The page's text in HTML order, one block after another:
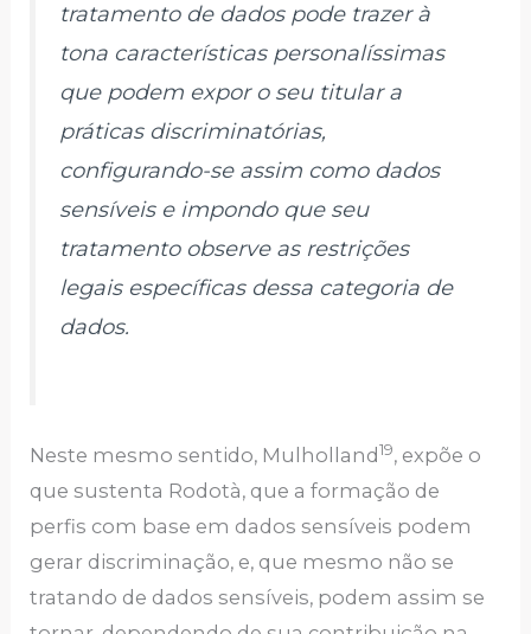
tratamento de dados pode trazer à
tona características personalíssimas
que podem expor o seu titular a
práticas discriminatórias,
configurando-se assim como dados
sensíveis e impondo que seu
tratamento observe as restrições
legais específicas dessa categoria de
dados.
Neste mesmo sentido, Mulholland 19, expõe o
que sustenta Rodotà, que a formação de
perfis com base em dados sensíveis podem
gerar discriminação, e, que mesmo não se
tratando de dados sensíveis, podem assim se